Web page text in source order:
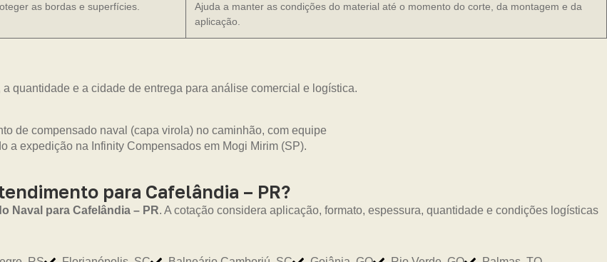
as bordas e superfícies.
Ajuda a manter as condições do material até o momento do corte, da montagem e da
aplicação.
quantidade e a cidade de entrega para análise comercial e logística.
para Cafelândia – PR?
Naval para Cafelândia – PR. A cotação considera aplicação, formato, espessura, quantidade e condições logísticas